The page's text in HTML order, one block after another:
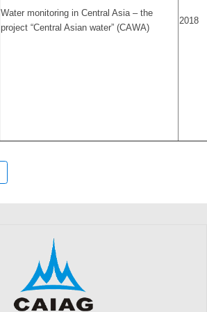
Water monitoring in Central Asia – the
project “Central Asian water” (CAWA)
2018